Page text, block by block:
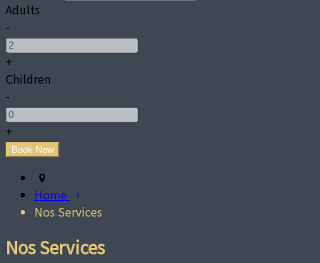
Adults
-
+
Children
-
+
Home
Nos Services
Nos Services